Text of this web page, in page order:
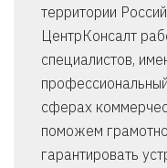
территории
ЦентрКонсалт
специалистов,
сферах
поможем грамотно
гарантировать